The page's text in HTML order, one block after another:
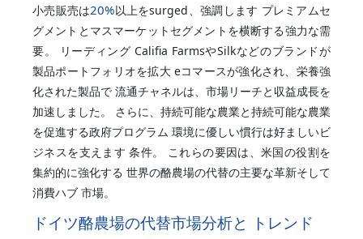
小売販売は20%以上をsurged、強調します プレミアムセ
グメントとマスマーケットセグメントを横断する強力な需
要。 リーディング Califia FarmsやSilkなどのブランドが
製品ポートフォリオを拡大 eコマースが強化され、栄養強
化された製品で 流通チャネルは、市場リーチと収益成長を
加速しました。 さらに、持続可能な農業と持続可能な農業
を促進する政府プログラム 環境に優しい慣行は好ましいビ
ジネスを支えます 条件。 これらの要因は、米国の役割を
集約的に強化する 世界の酪農場の代替の主要な革新そして
消費ハブ 市場。
ドイツ酪農場の代替市場分析と トレンド